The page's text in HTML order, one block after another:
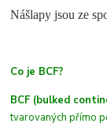
Nášlapy jsou ze
Co je BCF?
BCF (bulked
tvarovaných přímo